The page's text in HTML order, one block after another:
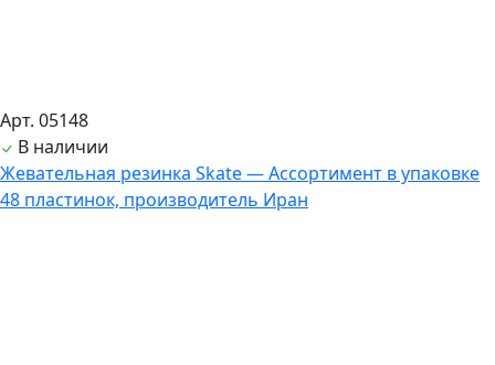
Арт. 05148
В наличии
Жевательная резинка Skate — Ассортимент в упаковке
48 пластинок, производитель Иран